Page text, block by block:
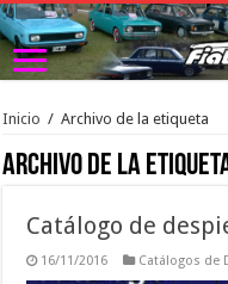
Inicio / Archivo de la etiqueta
Archivo de la
Catálogo de
16/11/2016 Catálogos de